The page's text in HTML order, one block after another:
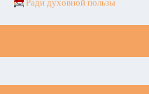
Ради духовной пользы